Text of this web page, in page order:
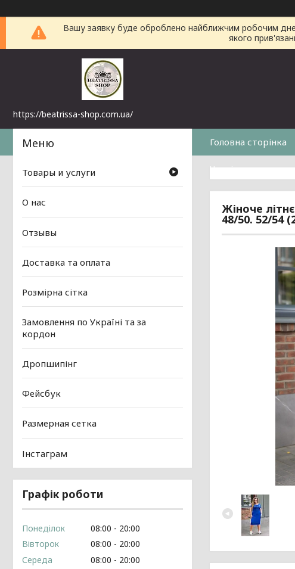
Вашу заявку буде оброблено найближчим робочим
якого
https://beatrissa-shop.com.ua/
Головна сторінка
Часті питання
Жіноче
48/50. 52/54
Товары и услуги
О нас
Отзывы
Доставка та оплата
Розмірна сітка
Замовлення по Україні та за
кордон
Дропшипінг
Фейсбук
Размерная сетка
Інстаграм
Графік роботи
Понеділок 08:00
20:00
Вівторок
08:00
20:00
Середа
08:00
20:00